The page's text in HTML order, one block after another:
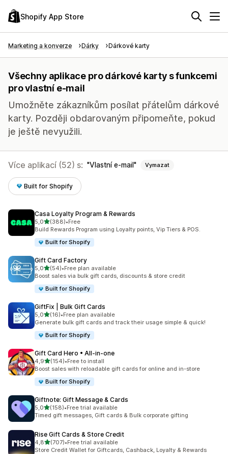
Shopify App Store
Marketing a konverze Dárky Dárkové karty
Všechny aplikace pro dárkové karty s funkcemi
pro vlastní e-mail
Umožněte zákazníkům posílat přátelům dárkové
karty. Později obdarovaným připomeňte, pokud
je ještě nevyužili.
Více aplikací (52) s: Vlastní e-mail Vymazat
Built for Shopify
Casa Loyalty Program & Rewards
5,0z 5 hvězd
(388)
Celkový počet recenzí: 388
•Free
Build Rewards Program using Loyalty points, Vip Tiers & POS.
Built for Shopify
Gift Card Factory
5,0z 5 hvězd
(54)
Celkový počet recenzí: 54
•Free plan available
Boost sales via bulk gift cards, discounts & store credit
Built for Shopify
GiftFix | Bulk Gift Cards
5,0z 5 hvězd
(16)
Celkový počet recenzí: 16
•Free plan available
Generate bulk gift cards and track their usage simple & quick!
Built for Shopify
Gift Card Hero • All‑in‑one
4,9z 5 hvězd
(154)
Celkový počet recenzí: 154
•Free to install
Boost sales with reloadable gift cards for online and in-store
Built for Shopify
Giftnote: Gift Message & Cards
5,0z 5 hvězd
(158)
Celkový počet recenzí: 158
•Free trial available
Timed gift messages, Gift cards & Bulk corporate gifting
Rise Gift Cards & Store Credit
4,8z 5 hvězd
(707)
Celkový počet recenzí: 707
•Free trial available
Store Credit Wallet for Giftcards, Cashback, Loyalty & Rewards